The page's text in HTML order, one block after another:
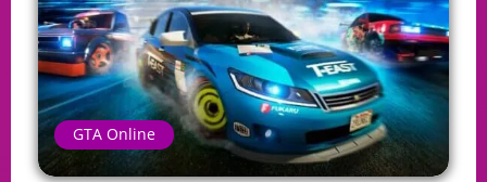
GTA Online